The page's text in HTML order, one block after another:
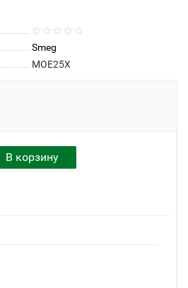
Smeg
MOE25X
В корзину